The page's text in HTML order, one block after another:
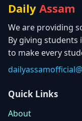
Daily Assam
We are providing
By giving
to make every
Quick Links
About